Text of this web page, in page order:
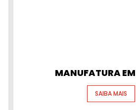
MANUFATURA
SAIBA MAIS